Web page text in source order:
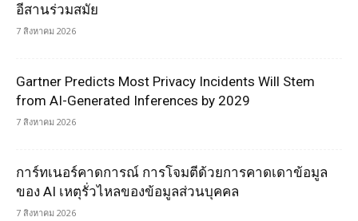
อีสานร่วมสมัย
7 สิงหาคม 2026
Gartner Predicts Most Privacy Incidents Will Stem
from AI-Generated Inferences by 2029
7 สิงหาคม 2026
การ์ทเนอร์คาดการณ์ การโจมตีด้วยการคาดเดาข้อมูล
ของ AI เหตุรั่วไหลของข้อมูลส่วนบุคคล
7 สิงหาคม 2026